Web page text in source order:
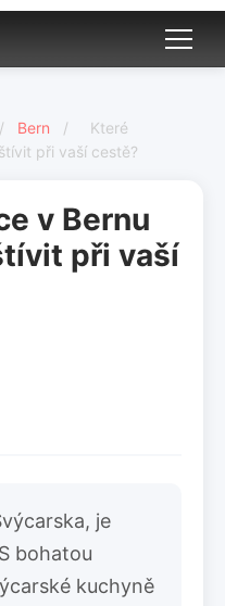
/ Bern /
Které
při vaší cestě?
v Bernu
při vaší
je
bohatou
kuchyně